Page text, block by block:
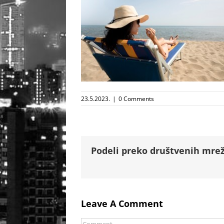
23.5.2023. | 0 Comments
Podeli preko društvenih
Leave A Comment